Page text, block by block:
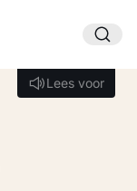
Lees voor
Lees voor